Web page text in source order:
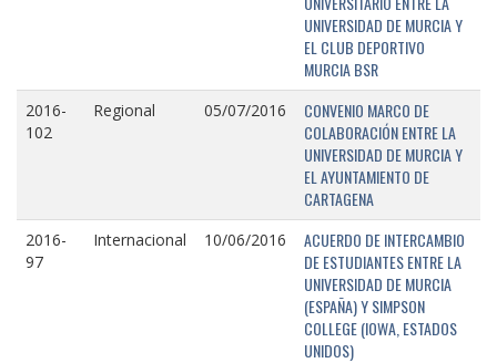
UNIVERSIDAD DE MURCIA Y
EL CLUB DEPORTIVO
MURCIA BSR
2016-
102
Regional 05/07/2016
CONVENIO MARCO DE
COLABORACIÓN ENTRE LA
UNIVERSIDAD DE MURCIA Y
EL AYUNTAMIENTO DE
CARTAGENA
2016-
97
Internacional 10/06/2016
ACUERDO DE INTERCAMBIO
DE ESTUDIANTES ENTRE LA
UNIVERSIDAD DE MURCIA
(ESPAÑA) Y SIMPSON
COLLEGE (IOWA, ESTADOS
UNIDOS)